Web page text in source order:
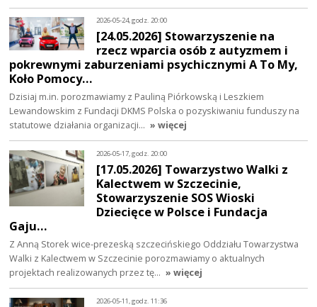
2026-05-24, godz. 20:00
[24.05.2026] Stowarzyszenie na
rzecz wparcia osób z autyzmem i
pokrewnymi zaburzeniami psychicznymi A To My,
Koło Pomocy…
Dzisiaj m.in. porozmawiamy z Pauliną Piórkowską i Leszkiem
Lewandowskim z Fundacji DKMS Polska o pozyskiwaniu funduszy na
statutowe działania organizacji… » więcej
2026-05-17, godz. 20:00
[17.05.2026] Towarzystwo Walki z
Kalectwem w Szczecinie,
Stowarzyszenie SOS Wioski
Dziecięce w Polsce i Fundacja
Gaju…
Z Anną Storek wice-prezeską szczecińskiego Oddziału Towarzystwa
Walki z Kalectwem w Szczecinie porozmawiamy o aktualnych
projektach realizowanych przez tę… » więcej
2026-05-11, godz. 11:36